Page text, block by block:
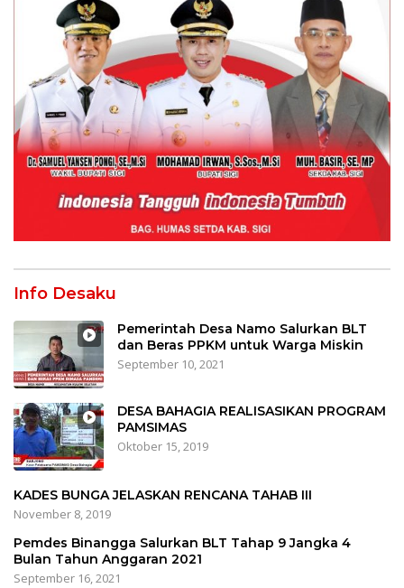
Info Desaku
Pemerintah Desa Namo Salurkan BLT
dan Beras PPKM untuk Warga Miskin
September 10, 2021
DESA BAHAGIA REALISASIKAN PROGRAM
PAMSIMAS
Oktober 15, 2019
KADES BUNGA JELASKAN RENCANA TAHAB III
November 8, 2019
Pemdes Binangga Salurkan BLT Tahap 9 Jangka 4
Bulan Tahun Anggaran 2021
September 16, 2021